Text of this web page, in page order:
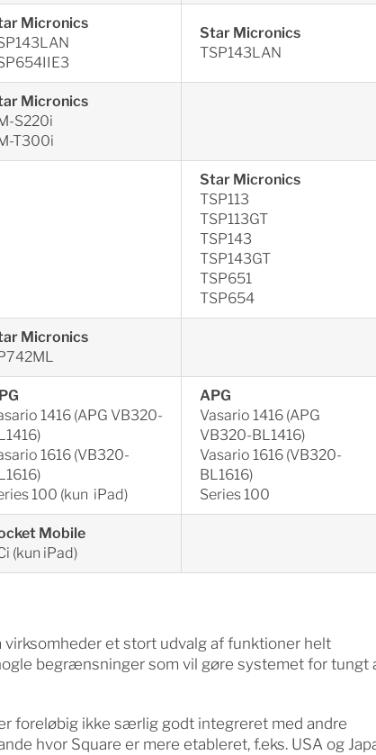
Micronics
Star Micronics
TSP143LAN
Micronics
S220i
T300i
Star Micronics
TSP113
TSP113GT
TSP143
TSP143GT
TSP651
TSP654
Micronics
1416 (APG VB320-
1616 (VB320-
100 (kun iPad)
APG
Vasario 1416 (APG
VB320-BL1416)
Vasario 1616 (VB320-
BL1616)
Series 100
Mobile
(kun iPad)
virksomheder et stort udvalg af funktioner helt
begrænsninger som vil gøre systemet for tungt
foreløbig ikke særlig godt integreret med andre
hvor Square er mere etableret, f.eks. USA og